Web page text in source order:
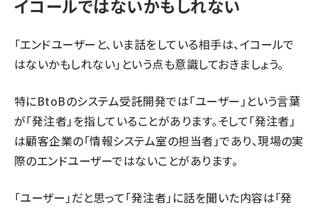
イコールではないかもしれない
「エンドユーザーと、いま話をしている相手は、イコールで
はないかもしれない」という点も意識しておきましょう。
特にBtoBのシステム受託開発では「ユーザー」という言葉
が「発注者」を指していることがあります。そして「発注者」
は顧客企業の「情報システム室の担当者」であり、現場の実
際のエンドユーザーではないことがあります。
「ユーザー」だと思って「発注者」に話を聞いた内容は「発